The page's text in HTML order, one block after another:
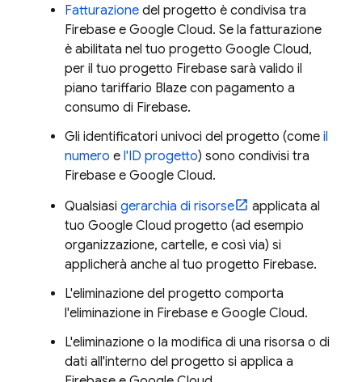
Fatturazione del progetto è condivisa tra
Firebase e Google Cloud. Se la fatturazione
è abilitata nel tuo progetto Google Cloud,
per il tuo progetto Firebase sarà valido il
piano tariffario Blaze con pagamento a
consumo di Firebase.
Gli identificatori univoci del progetto (come il
numero e l'ID progetto) sono condivisi tra
Firebase e Google Cloud.
Qualsiasi gerarchia di risorse
applicata al
tuo Google Cloud progetto (ad esempio
organizzazione, cartelle, e così via) si
applicherà anche al tuo progetto Firebase.
L'eliminazione del progetto comporta
l'eliminazione in Firebase e Google Cloud.
L'eliminazione o la modifica di una risorsa o di
dati all'interno del progetto si applica a